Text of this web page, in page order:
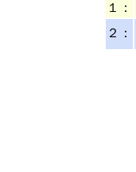
１：
２：